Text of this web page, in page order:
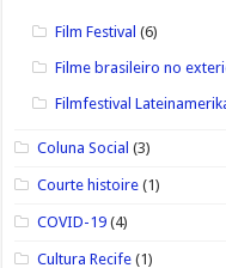
Film Festival (6)
Filme brasileiro no
Filmfestival
Coluna Social (3)
Courte histoire (1)
COVID-19 (4)
Cultura Recife (1)